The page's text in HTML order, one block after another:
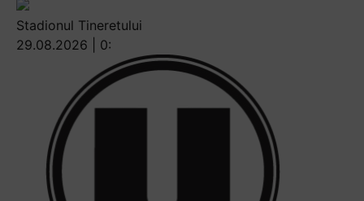
Stadionul Tineretului
29.08.2026 | 0: